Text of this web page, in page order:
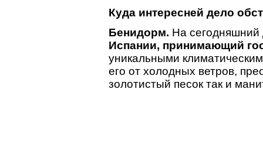
Куда интересней дело
Бенидорм. На
Испании, принимающий
уникальными
его от холодных ветров,
золотистый песок так и